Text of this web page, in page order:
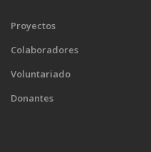
Proyectos
Colaboradores
Voluntariado
Donantes